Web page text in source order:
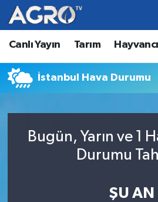
Canlı Yayın Tarım
İstanbul Hava Durumu
Bugün, Yarın ve 1
Durumu
ŞU AN
Hava Durumu
Trafik Durumu
Tüm Manşetler